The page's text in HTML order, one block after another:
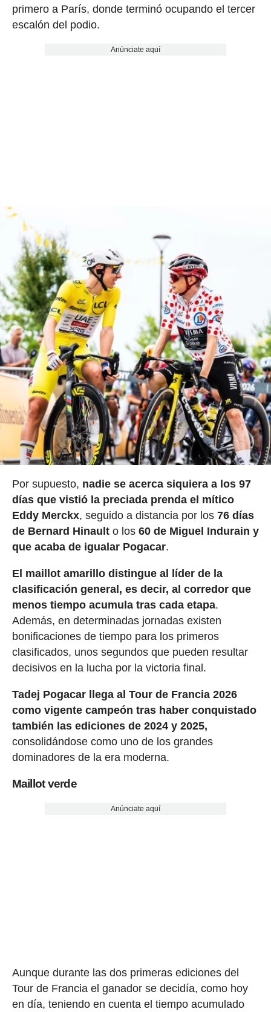
primero a París, donde terminó ocupando el tercer
escalón del podio.
Anúnciate aquí
Por supuesto, nadie se acerca siquiera a los 97
días que vistió la preciada prenda el mítico
Eddy Merckx, seguido a distancia por los 76 días
de Bernard Hinault o los 60 de Miguel Indurain y
que acaba de igualar Pogacar.
El maillot amarillo distingue al líder de la
clasificación general, es decir, al corredor que
menos tiempo acumula tras cada etapa.
Además, en determinadas jornadas existen
bonificaciones de tiempo para los primeros
clasificados, unos segundos que pueden resultar
decisivos en la lucha por la victoria final.
Tadej Pogacar llega al Tour de Francia 2026
como vigente campeón tras haber conquistado
también las ediciones de 2024 y 2025,
consolidándose como uno de los grandes
dominadores de la era moderna.
Maillot verde
Anúnciate aquí
Aunque durante las dos primeras ediciones del
Tour de Francia el ganador se decidía, como hoy
en día, teniendo en cuenta el tiempo acumulado